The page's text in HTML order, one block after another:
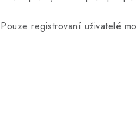
Pouze registrovaní uživatelé